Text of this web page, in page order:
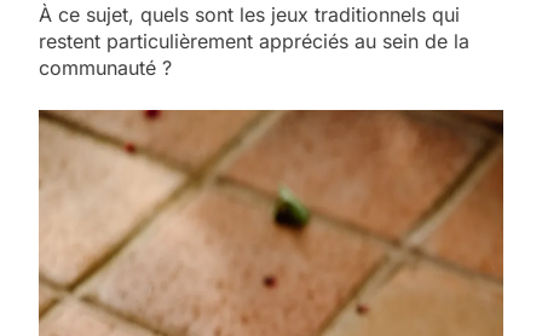
À ce sujet, quels sont les jeux traditionnels qui
restent particulièrement appréciés au sein de la
communauté ?